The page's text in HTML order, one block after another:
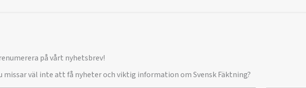
på vårt nyhetsbrev!
missar väl inte att få nyheter och viktig information om Svensk Fäktning?